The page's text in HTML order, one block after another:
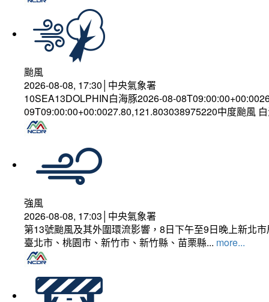
颱風
2026-08-08, 17:30│中央氣象署
10SEA13DOLPHIN白海豚2026-08-
09T09:00:00+00:0027.80,121.803038975220中度颱風
強風
2026-08-08, 17:03│中央氣象署
第13號颱風及其外圍環流影響，8日下午至9日晚上新北
臺北市、桃園市、新竹市、新竹縣、苗栗縣... more...